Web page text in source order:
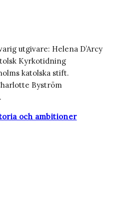
utgivare: Helena D’Arcy
Kyrkotidning
katolska stift.
Byström
och ambitioner